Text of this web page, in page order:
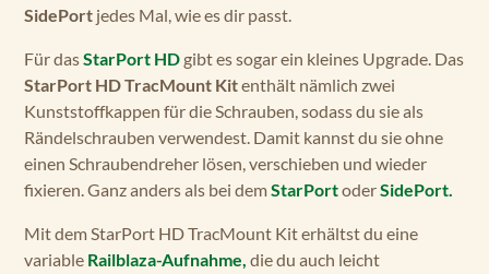
SidePort jedes Mal, wie es dir passt.
Für dasStarPort HD gibt es sogar ein kleines Upgrade. Das
StarPort HD TracMount Kitenthält nämlich zwei
Kunststoffkappen für die Schrauben, sodass du sie als
Rändelschrauben verwendest. Damit kannst du sie ohne
einen Schraubendreher lösen, verschieben und wieder
fixieren. Ganz anders als bei demStarPortoderSidePort.
Mit dem StarPort HD TracMount Kit erhältst du eine
variable Railblaza-Aufnahme, die du auch leicht